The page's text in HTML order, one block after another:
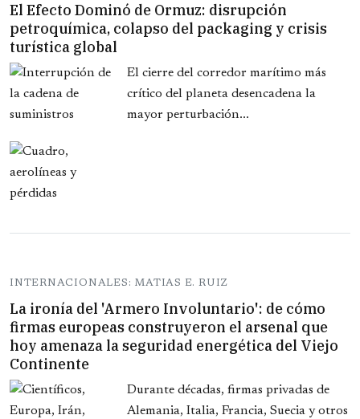
El Efecto Dominó de Ormuz: disrupción
petroquímica, colapso del packaging y crisis
turística global
El cierre del corredor marítimo más
crítico del planeta desencadena la
mayor perturbación...
INTERNACIONALES: MATIAS E. RUIZ
La ironía del 'Armero Involuntario': de cómo
firmas europeas construyeron el arsenal que
hoy amenaza la seguridad energética del Viejo
Continente
Durante décadas, firmas privadas de
Alemania, Italia, Francia, Suecia y otros